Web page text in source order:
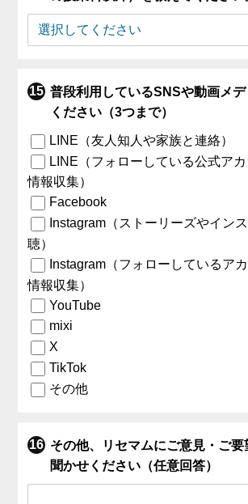
普段利用しているSNSや動画メ
ください（3つまで）
LINE（友人知人や家族と連絡）
LINE（フォローしている公式ア
情報収集）
Facebook
Instagram（ストーリーズやイン
聴）
Instagram（フォローしているア
情報収集）
YouTube
mixi
X
TikTok
その他
その他、リセマムにご意見・ご
聞かせください（任意回答）